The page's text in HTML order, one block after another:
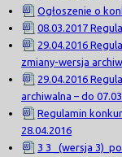
Ogłoszenie o
08.03.2017
29.04.2016
zmiany-wersja
29.04.2016
archiwalna – do
Regulamin
28.04.2016
3 3 _(wersja